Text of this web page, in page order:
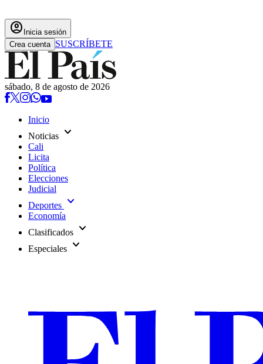
account_circle Inicia sesión
Crea cuenta SUSCRÍBETE
sábado, 8 de agosto de 2026
Inicio
Noticias expand_more
Cali
Licita
Política
Elecciones
Judicial
Deportes expand_more
Economía
Clasificados expand_more
Especiales expand_more